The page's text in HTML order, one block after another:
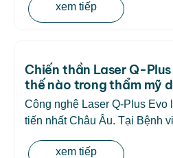
xem tiếp
Chiến thần Laser Q-
thế nào trong thẩm mỹ
Công nghệ Laser Q-Plus Evo
tiến nhất Châu Âu. Tại Bệnh
xem tiếp